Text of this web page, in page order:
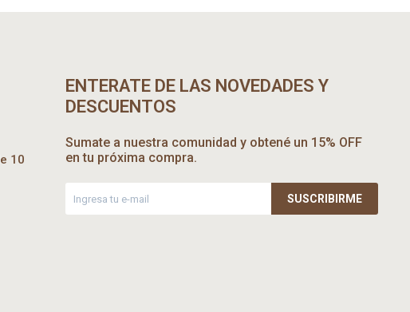
10
ENTERATE DE LAS NOVEDADES Y
DESCUENTOS
Sumate a nuestra comunidad y obtené un 15% OFF
en tu próxima compra.
SUSCRIBIRME